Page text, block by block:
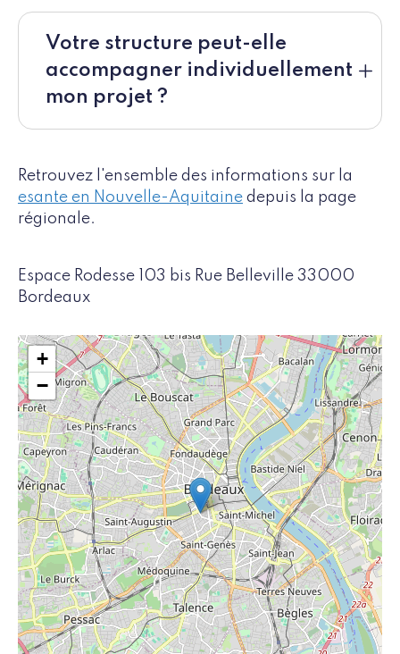
Votre structure peut-elle
accompagner individuellement
mon projet ?
Retrouvez l'ensemble des informations sur la
esante en Nouvelle-Aquitaine depuis la page
régionale.
Espace Rodesse 103 bis Rue Belleville 33000
Bordeaux
+
−